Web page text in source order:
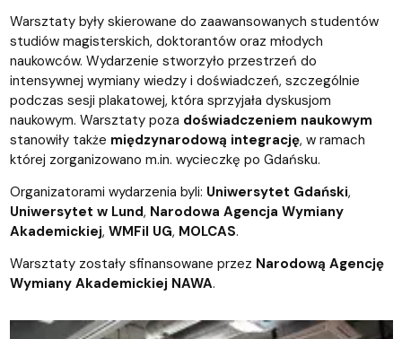
Warsztaty były skierowane do zaawansowanych studentów
studiów magisterskich, doktorantów oraz młodych
naukowców. Wydarzenie stworzyło przestrzeń do
intensywnej wymiany wiedzy i doświadczeń, szczególnie
podczas sesji plakatowej, która sprzyjała dyskusjom
naukowym. Warsztaty poza doświadczeniem naukowym
stanowiły także międzynarodową integrację, w ramach
której zorganizowano m.in. wycieczkę po Gdańsku.
Organizatorami wydarzenia byli: Uniwersytet Gdański,
Uniwersytet w Lund, Narodowa Agencja Wymiany
Akademickiej, WMFiI UG, MOLCAS.
Warsztaty zostały sfinansowane przez Narodową Agencję
Wymiany Akademickiej NAWA.